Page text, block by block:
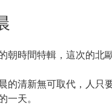
朝時間特輯，這次的北
的清新無可取代，人只
一天。